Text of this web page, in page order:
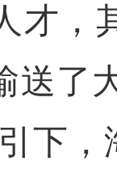
才，
送了
下